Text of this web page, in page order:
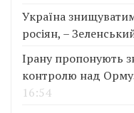
Україна
росіян, –
Ірану пропонують
контролю над
16:54